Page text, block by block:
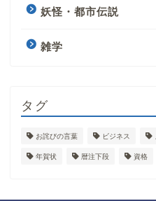
妖怪・都市伝説
雑学
タグ
お詫びの言葉 ビジネス
年賀状 暦注下段 資格